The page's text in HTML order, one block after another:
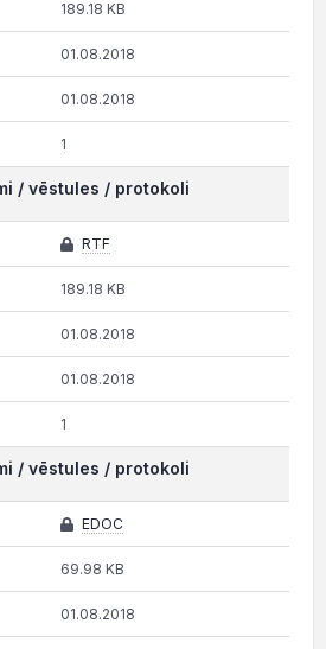
189.18 KB
01.08.2018
01.08.2018
1
/ vēstules / protokoli
RTF
189.18 KB
01.08.2018
01.08.2018
1
/ vēstules / protokoli
EDOC
69.98 KB
01.08.2018